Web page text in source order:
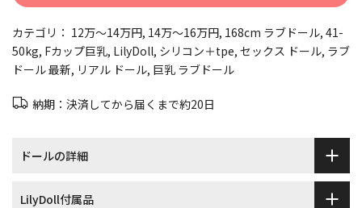
カテゴリ： 12万～14万円 14万～16万円 168cm ラブドール 41-
50kg Fカップ巨乳 LilyDoll シリコン＋tpe セックス ドール ラブ
ドール 最新 リアル ドール 巨乳 ラブドール
納期：決済してから届くまで約20日
ドールの詳細
LilyDoll付属品